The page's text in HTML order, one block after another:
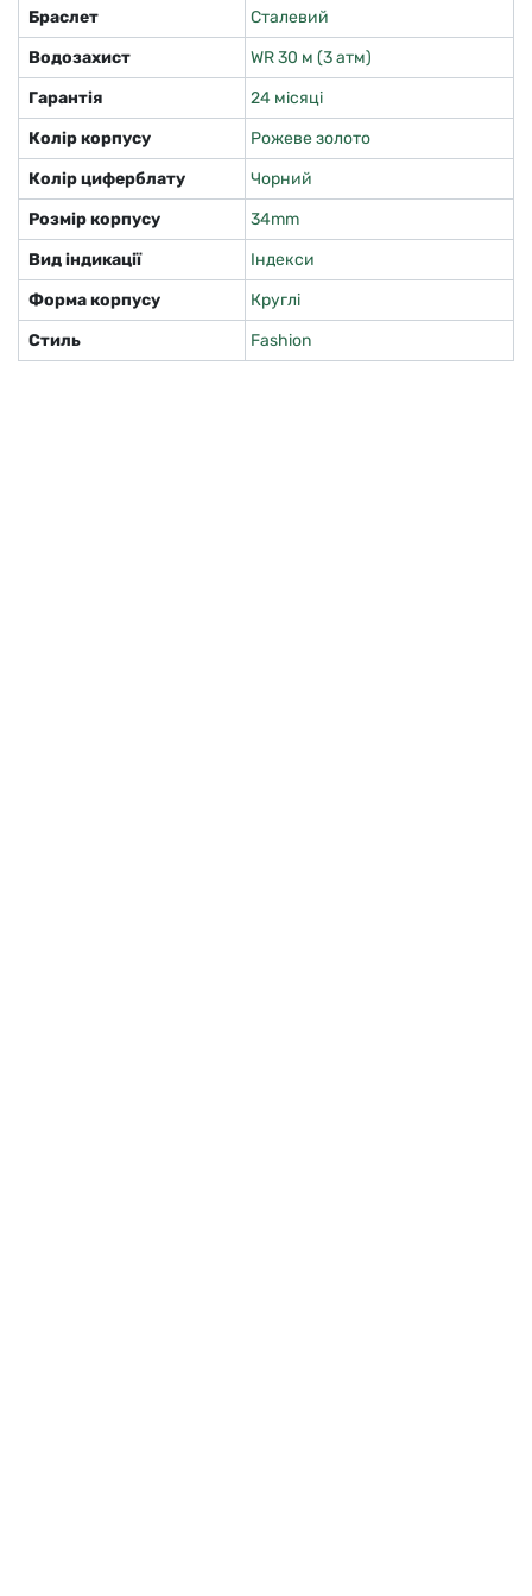
Браслет
Сталевий
Водозахист
WR 30 м (3 атм)
Гарантія
24 місяці
Колір корпусу
Рожеве золото
Колір циферблату
Чорний
Розмір корпусу
34mm
Вид індикації
Індекси
Форма корпусу
Круглі
Стиль
Fashion